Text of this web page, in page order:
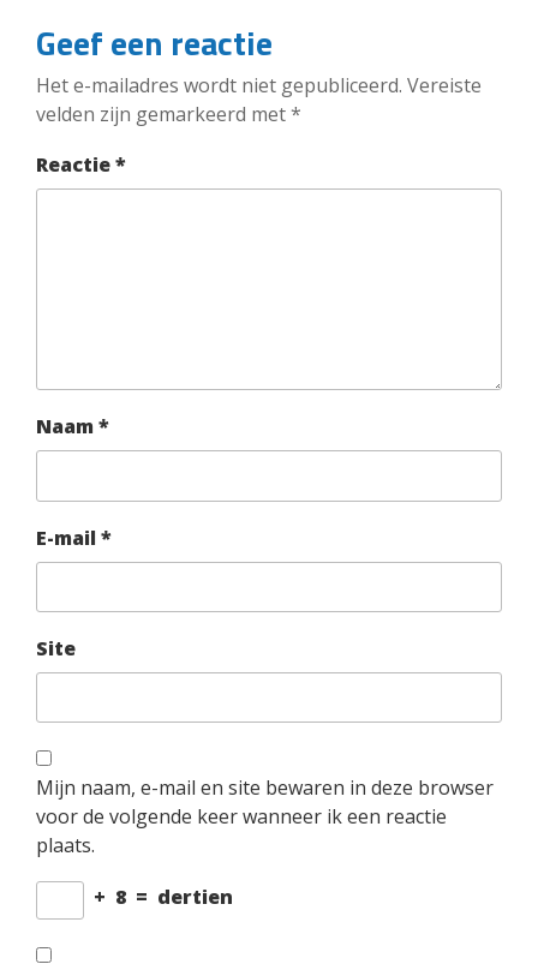
Geef een reactie
Het e-mailadres wordt niet gepubliceerd. Vereiste
velden zijn gemarkeerd met*
Reactie*
Naam *
E-mail *
Site
Mijn naam, e-mail en site bewaren in deze browser
voor de volgende keer wanneer ik een reactie
plaats.
+ 8 = dertien